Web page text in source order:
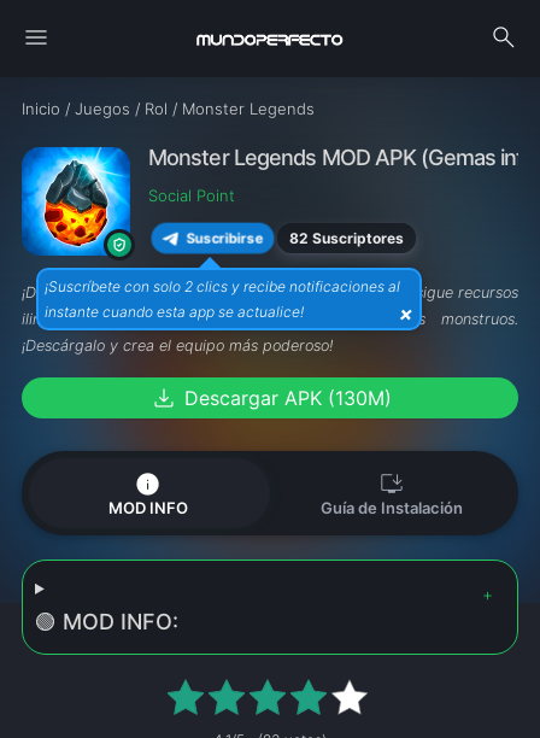
menu search
Inicio / Juegos / Rol / Monster Legends
Monster Legends MOD APK (Gemas
Social Point
Suscribirse 82 Suscriptores
¡Suscríbete con solo 2 clics y recibe notificaciones al
instante cuando esta app se actualice!
×
¡Domina el mundo deMonster Legends MOD APK! Consigue recursos
ilimitados para criar, entrenar y luchar con tus monstruos.
¡Descárgalo y crea el equipo más poderoso!
download Descargar APK (130M)
info
MOD INFO
install_desktop
Guía de Instalación
🟢 MOD INFO: